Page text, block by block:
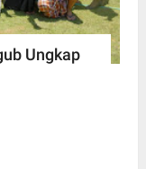
Ungkap